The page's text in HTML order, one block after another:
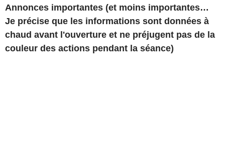
Annonces importantes (et moins importantes…
Je précise que les informations sont données à
chaud avant l'ouverture et ne préjugent pas de la
couleur des actions pendant la séance)